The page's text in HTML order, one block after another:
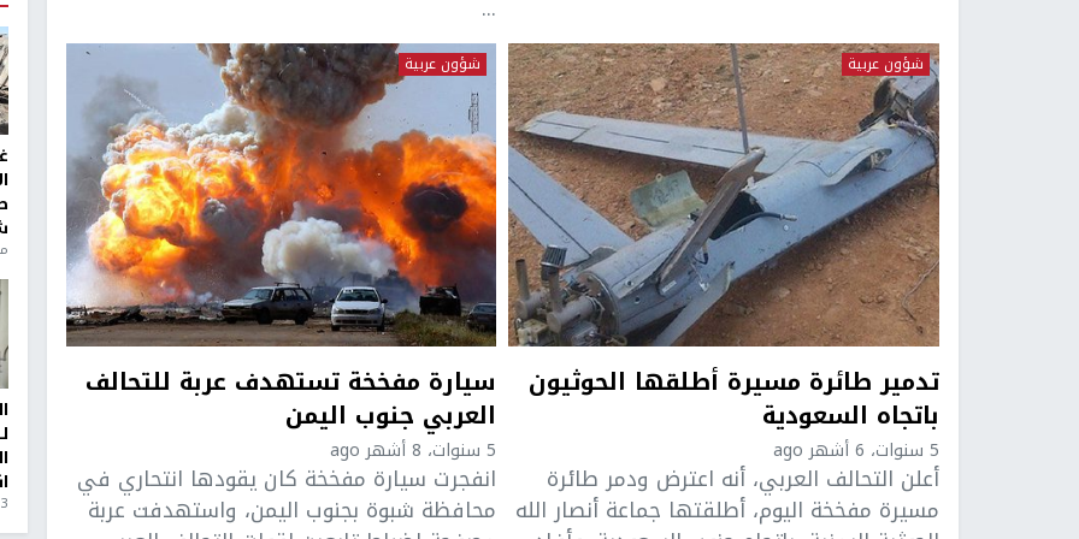
...
شؤون عربية
تدمير طائرة مسيرة أطلقها الحوثيون
باتجاه السعودية
5 سنوات، 6 أشهر ago
أعلن التحالف العربي، أنه اعترض ودمر طائرة
مسيرة مفخخة اليوم، أطلقتها جماعة أنصار الله
شؤون عربية
سيارة مفخخة تستهدف عربة للتحالف
العربي جنوب اليمن
5 سنوات، 8 أشهر ago
انفجرت سيارة مفخخة كان يقودها انتحاري في
محافظة شبوة بجنوب اليمن، واستهدفت عربة 3 أيام، 23 ساعة ago